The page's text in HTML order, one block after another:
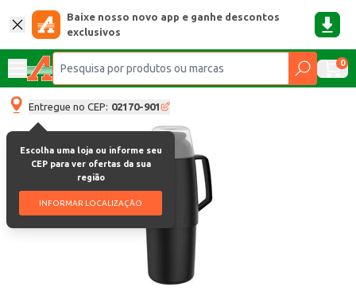
Baixe nosso novo app e ganhe descontos
exclusivos
0
Entregue no CEP: 02170-901
Escolha uma loja ou informe seu
CEP para ver ofertas da sua
região
INFORMAR LOCALIZAÇÃO